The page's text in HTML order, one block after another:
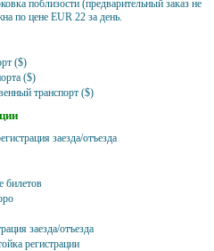
поблизости (предварительный заказ не
по цене EUR 22 за день.
($)
($)
транспорт ($)
заезда/отъезда
билетов
заезда/отъезда
регистрации